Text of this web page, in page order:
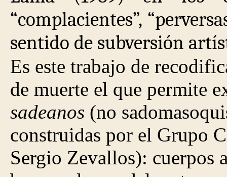
“complacientes”,
sentido de subversión
Es este trabajo de
de muerte el que permite
sadeanos (no
construidas por el Grupo
Sergio Zevallos): cuerpos